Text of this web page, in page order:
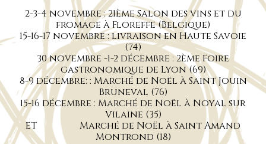
2-3-4 novembre : 21ème Salon des vins et du
fromage à Floreffe (Belgique)
15-16-17 novembre : livraison en Haute Savoie
(74)
30 novembre -1-2 décembre : 2ème Foire
gastronomique de Lyon (69)
8-9 décembre: : Marché de Noël à Saint Jouin
Bruneval (76)
15-16 décembre : Marché de Noël à Noyal sur
Vilaine (35)
ET Marché de Noël à Saint Amand
Montrond (18)